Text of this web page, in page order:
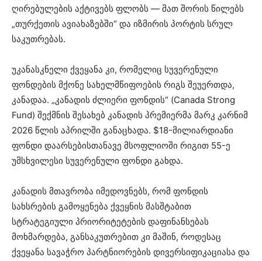
ღირებულების აქტივებს ფლობს — მათ შორის წილებს
„თურქეთის ავიახაზებში“ და იზმირის პორტის სრულ
საკუთრებას.
უკანასკნელი ქვეყანა კი, რომელიც სუვერენული
ფონდების მქონე სახელმწიფოების რიგს შეუერთდა,
კანადაა. „კანადის ძლიერი ფონდის“ (Canada Strong
Fund) შექმნის შესახებ კანადის პრემიერმა მარკ კარნიმ
2026 წლის აპრილში განაცხადა. $18-მილიარდიანი
ფონდი დაარსებისთანავე მსოფლიოში რიგით 55-ე
უმსხვილესი სუვერენული ფონდი გახდა.
კანადის მთავრობა იმედოვნებს, რომ ფონდის
სახსრების გამოყენება ქვეყნის მასშტაბით
სტრატეგიული პრიორიტეტების დაფინანსებას
მოხმარდება, განსაკუთრებით კი მაშინ, როდესაც
ქვეყანა სავაჭრო პარტნიორების დივერსიფიკაციასა და